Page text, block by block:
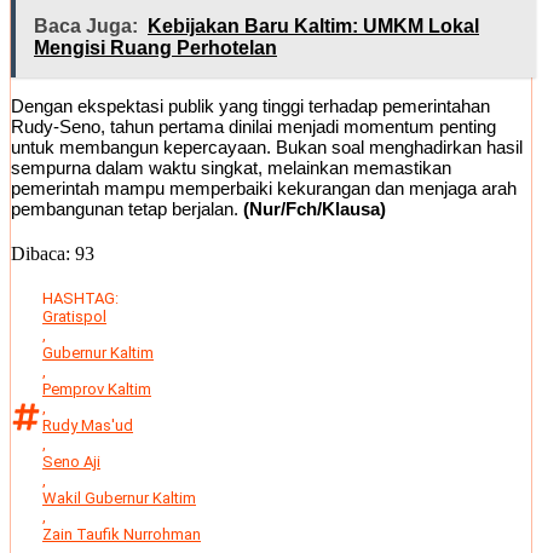
Baca Juga:
Kebijakan Baru Kaltim: UMKM Lokal
Mengisi Ruang Perhotelan
Dengan ekspektasi publik yang tinggi terhadap pemerintahan
Rudy-Seno, tahun pertama dinilai menjadi momentum penting
untuk membangun kepercayaan. Bukan soal menghadirkan hasil
sempurna dalam waktu singkat, melainkan memastikan
pemerintah mampu memperbaiki kekurangan dan menjaga arah
pembangunan tetap berjalan. (Nur/Fch/Klausa)
Dibaca: 93
HASHTAG:
Gratispol
,
Gubernur Kaltim
,
Pemprov Kaltim
,
Rudy Mas'ud
,
Seno Aji
,
Wakil Gubernur Kaltim
,
Zain Taufik Nurrohman